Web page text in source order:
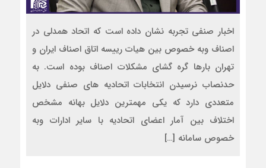
اخبار صنفی تجربه نشان داده است که اتحاد همدلی در
اصناف وبه خصوص بین هیات رییسه اتاق اصناف ایران و
تهران بارها گره گشای مشکلات اصناف بوده است. به
حدنصاب نرسیدن انتخابات اتحادیه های صنفی دلایل
متعددی دارد که یکی مهمترین دلایل بهانه مشخص
اختلاف بین آمار اعضای اتحادیه با سایر ادارات وبه
خصوص سامانه […]